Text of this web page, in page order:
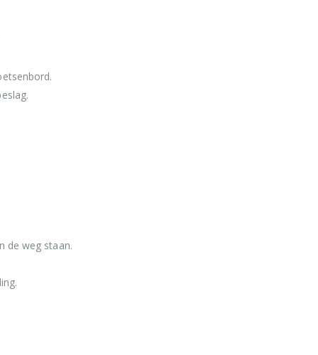
de weg staan.